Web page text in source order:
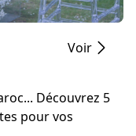
Voir
Découvrez 5
pour vos